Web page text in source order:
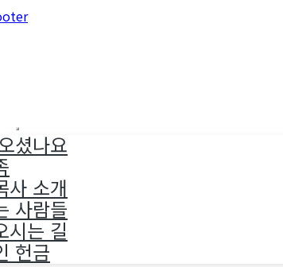
셨나요
사 소개
사람들
시는 길
헌금